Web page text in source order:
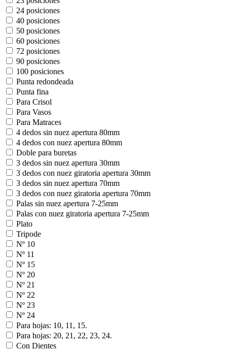
24 posiciones
40 posiciones
50 posiciones
60 posiciones
72 posiciones
90 posiciones
100 posiciones
Punta redondeada
Punta fina
Para Crisol
Para Vasos
Para Matraces
4 dedos sin nuez apertura 80mm
4 dedos con nuez apertura 80mm
Doble para buretas
3 dedos sin nuez apertura 30mm
3 dedos con nuez giratoria apertura 30mm
3 dedos sin nuez apertura 70mm
3 dedos con nuez giratoria apertura 70mm
Palas sin nuez apertura 7-25mm
Palas con nuez giratoria apertura 7-25mm
Plato
Tripode
Nº 10
Nº 11
Nº 15
Nº 20
Nº 21
Nº 22
Nº 23
Nº 24
Para hojas: 10, 11, 15.
Para hojas: 20, 21, 22, 23, 24.
Con Dientes